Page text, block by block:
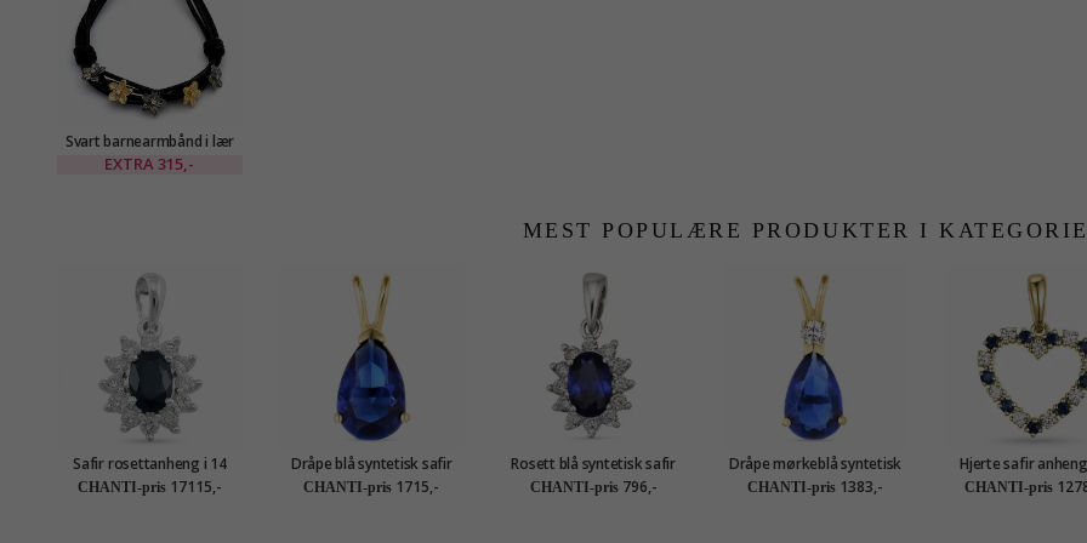
Svart barnearmbånd i lær
med blomsteranheng i sølv
EXTRA 315,-
MEST POPULÆRE PRODUKTER I
Safir rosettanheng i 14
karat hvitt gull 0,26 ct 0,65
ct
CHANTI-pris 17115,-
Dråpe blå syntetisk safir
anheng i 14 karat gull -
Gold Collection
CHANTI-pris 1715,-
Rosett blå syntetisk safir
anheng i rodinert sølv
CHANTI-pris 796,-
Dråpe mørkeblå syntetisk
safir anheng i 9 karat gull -
Gold Collection
CHANTI-pris 1383,-
Hjerte safir
karat gull 0,20 ct
CHANTI-pris